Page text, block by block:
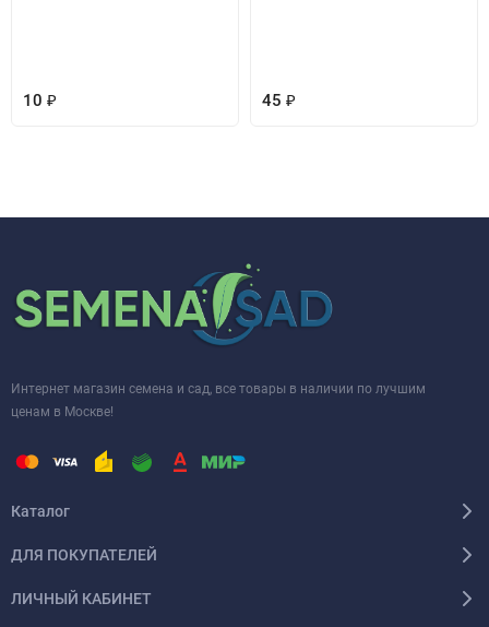
10 ₽ 45 ₽
Интернет магазин семена и сад, все товары в наличии по лучшим
ценам в Москве!
Каталог
ДЛЯ ПОКУПАТЕЛЕЙ
ЛИЧНЫЙ КАБИНЕТ